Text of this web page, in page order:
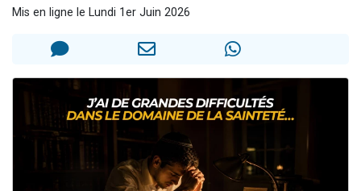
2 personnes viennent de faire un don pour 1 Journée de Vacances Pour les Enfants
Mis en ligne le Lundi 1er Juin 2026